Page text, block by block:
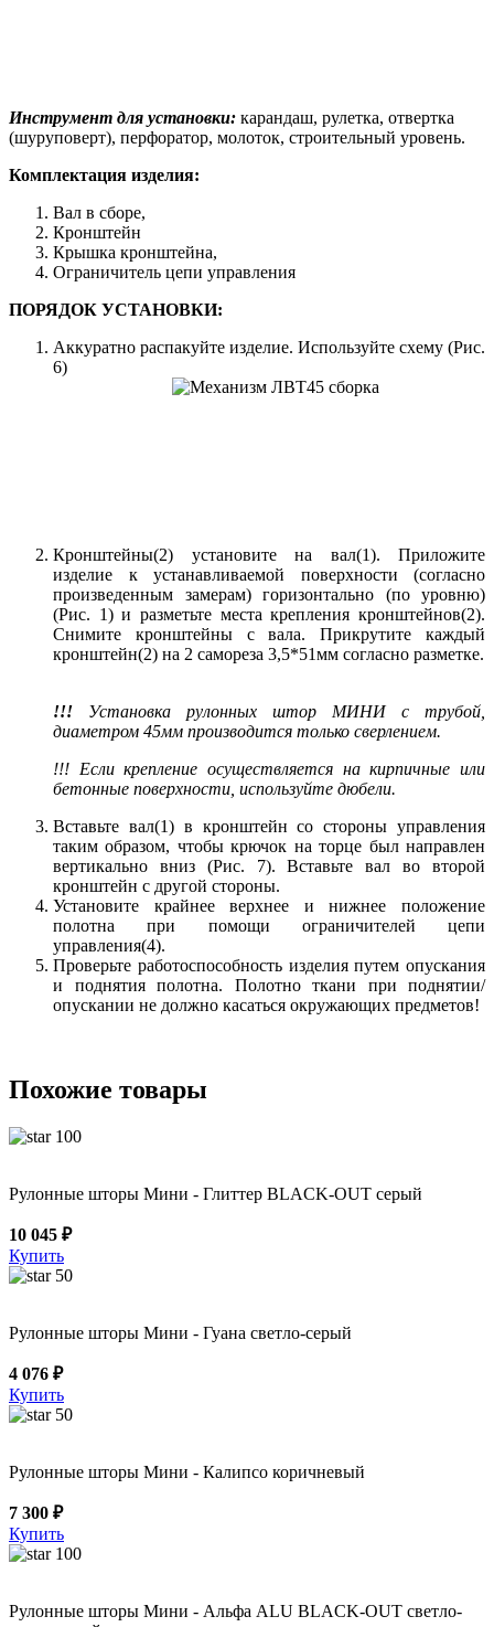
Инструмент для установки: карандаш, рулетка, отвертка
(шуруповерт), перфоратор, молоток, строительный уровень.
Комплектация изделия:
Вал в сборе,
Кронштейн
Крышка кронштейна,
Ограничитель цепи управления
ПОРЯДОК УСТАНОВКИ:
Аккуратно распакуйте изделие. Используйте схему (Рис.
6)
Кронштейны(2) установите на вал(1). Приложите
изделие к устанавливаемой поверхности (согласно
произведенным замерам) горизонтально (по уровню)
(Рис. 1) и разметьте места крепления кронштейнов(2).
Снимите кронштейны с вала. Прикрутите каждый
кронштейн(2) на 2 самореза 3,5*51мм согласно разметке.
!!! Установка рулонных штор МИНИ с трубой,
диаметром 45мм производится только сверлением.
!!! Если крепление осуществляется на кирпичные или
бетонные поверхности, используйте дюбели.
Вставьте вал(1) в кронштейн со стороны управления
таким образом, чтобы крючок на торце был направлен
вертикально вниз (Рис. 7). Вставьте вал во второй
кронштейн с другой стороны.
Установите крайнее верхнее и нижнее положение
полотна при помощи ограничителей цепи
управления(4).
Проверьте работоспособность изделия путем опускания
и поднятия полотна. Полотно ткани при поднятии/
опускании не должно касаться окружающих предметов!
Похожие товары
100
Рулонные шторы Мини - Глиттер BLACK-OUT серый
10 045 ₽
Купить
50
Рулонные шторы Мини - Гуана светло-серый
4 076 ₽
Купить
50
Рулонные шторы Мини - Калипсо коричневый
7 300 ₽
Купить
100
Рулонные шторы Мини - Альфа ALU BLACK-OUT светло-